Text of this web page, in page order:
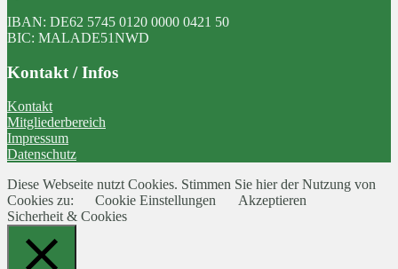
IBAN: DE62 5745 0120 0000 0421 50
BIC: MALADE51NWD
Kontakt / Infos
Kontakt
Mitgliederbereich
Impressum
Datenschutz
Diese Webseite nutzt Cookies. Stimmen Sie hier der Nutzung von
Cookies zu:
Cookie Einstellungen
Akzeptieren
Sicherheit & Cookies